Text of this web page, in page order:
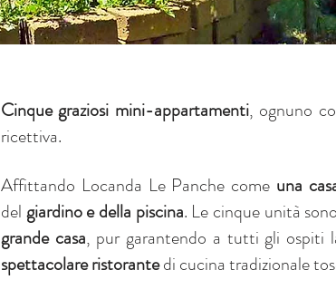
Cinque graziosi mini-appartamenti, ognuno
ricettiva.
Affittando Locanda Le Panche come una
del giardino e della piscina. Le cinque unità
grande casa, pur garantendo a tutti gli ospiti
spettacolare ristorantedi cucina tradizionale